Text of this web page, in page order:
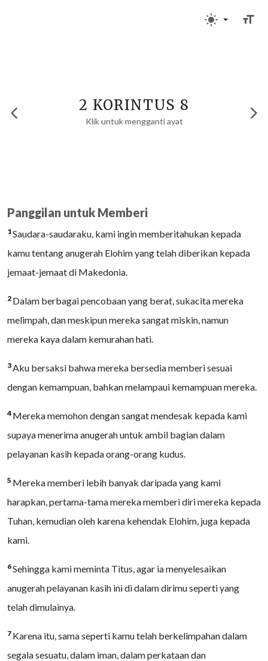
2 KORINTUS 8
Klik untuk mengganti ayat
Panggilan untuk Memberi
1Saudara-saudaraku, kami ingin memberitahukan kepada
kamu tentang anugerah Elohim yang telah diberikan kepada
jemaat-jemaat di Makedonia.
2 Dalam berbagai pencobaan yang berat, sukacita mereka
melimpah, dan meskipun mereka sangat miskin, namun
mereka kaya dalam kemurahan hati.
3Aku bersaksi bahwa mereka bersedia memberi sesuai
dengan kemampuan, bahkan melampaui kemampuan mereka.
4 Mereka memohon dengan sangat mendesak kepada kami
supaya menerima anugerah untuk ambil bagian dalam
pelayanan kasih kepada orang-orang kudus.
5 Mereka memberi lebih banyak daripada yang kami
harapkan, pertama-tama mereka memberi diri mereka kepada
Tuhan, kemudian oleh karena kehendak Elohim, juga kepada
kami.
6Sehingga kami meminta Titus, agar ia menyelesaikan
anugerah pelayanan kasih ini di dalam dirimu seperti yang
telah dimulainya.
7 Karena itu, sama seperti kamu telah berkelimpahan dalam
segala sesuatu, dalam iman, dalam perkataan dan